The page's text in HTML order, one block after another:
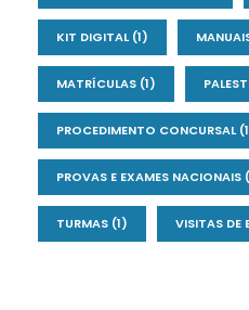
KIT DIGITAL(1)
MATRÍCULAS (1)
PROCEDIMENTO CONCURSAL
PROVAS E EXAMES NACIONAIS
TURMAS (1) VISITAS DE